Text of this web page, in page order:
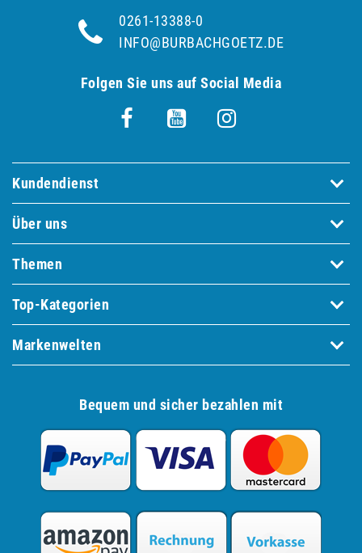
0261-13388-0
INFO@BURBACHGOETZ.DE
Folgen Sie uns auf Social Media
Kundendienst
Über uns
Themen
Top-Kategorien
Markenwelten
Bequem und sicher bezahlen mit